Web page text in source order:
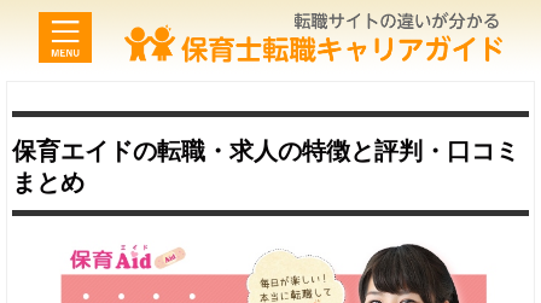
保育エイドの転職・求人の特徴と評判・口コミ
まとめ